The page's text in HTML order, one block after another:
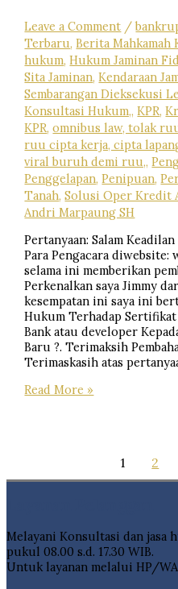
Leave a Comment /
Terbaru,Berita Mahkamah
hukum,Hukum Jaminan
Sita Jaminan,Kendaraan
Sembarangan Dieksekusi
Konsultasi Hukum,,KPR,
KPR,omnibus law, tolak
ruu cipta kerja, cipta
viral buruh demi ruu,,
Penggelapan,Penipuan,
Tanah,Solusi Oper Kredit
Andri Marpaung SH
Pertanyaan: Salam
Para Pengacara diwebsite:
selama ini memberikan
Perkenalkan saya Jimmy
kesempatan ini saya ini
Hukum Terhadap
Bank atau developer
Baru ?. Terimaksih
Terimaskasih atas
Upaya
Diserahkan
Kepada
Pemegang
Cessie
Read More »
1 2
Melayani Konsultasi dan jasa
pukul 08.00 s.d. 17.30 WIB.
Untuk layanan melalui HP/WA